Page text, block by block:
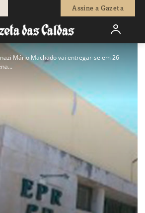
Assine a Gazeta
Mário Machado vai entregar-se em 26